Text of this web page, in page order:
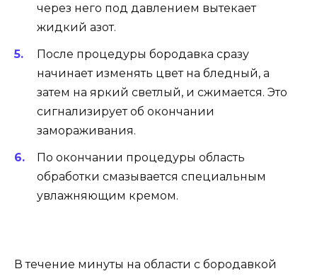
через него под давлением вытекает
жидкий азот.
После процедуры бородавка сразу
начинает изменять цвет на бледный, а
затем на яркий светлый, и сжимается. Это
сигнализирует об окончании
замораживания.
По окончании процедуры область
обработки смазывается специальным
увлажняющим кремом.
В течение минуты на области с бородавкой